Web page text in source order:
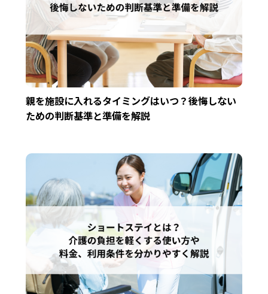
親を施設に入れるタイミングはいつ？後悔しない
ための判断基準と準備を解説